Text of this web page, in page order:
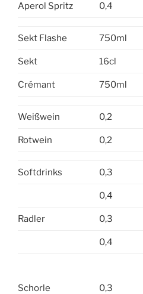
Aperol Spritz 0,4
Sekt Flashe 750ml
Sekt 16cl
Crémant 750ml
Weißwein 0,2
Rotwein 0,2
Softdrinks 0,3
0,4
Radler 0,3
0,4
Schorle 0,3